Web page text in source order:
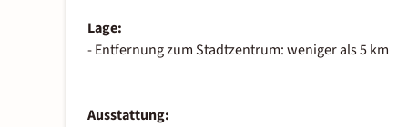
Lage:
- Entfernung zum Stadtzentrum: weniger als 5 km
Ausstattung: